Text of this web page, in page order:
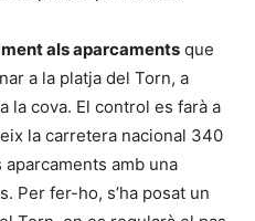
als aparcaments que
a la platja del Torn, a
la cova. El control es farà a
la carretera nacional 340
amb una
Per fer-ho, s’ha posat un